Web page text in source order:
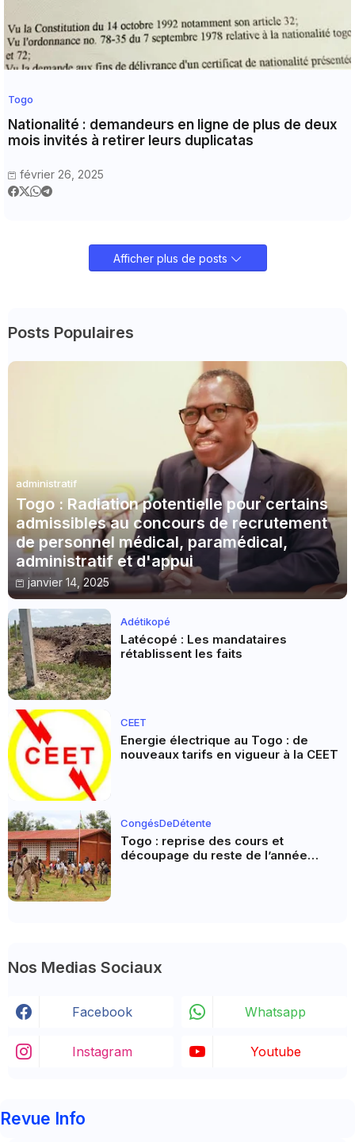
Togo
Nationalité : demandeurs en ligne de plus de deux
mois invités à retirer leurs duplicatas
février 26, 2025
Afficher plus de posts
Posts Populaires
administratif
Togo : Radiation potentielle pour certains
admissibles au concours de recrutement
de personnel médical, paramédical,
administratif et d'appui
janvier 14, 2025
Adétikopé
Latécopé : Les mandataires
rétablissent les faits
CEET
Energie électrique au Togo : de
nouveaux tarifs en vigueur à la CEET
CongésDeDétente
Togo : reprise des cours et
découpage du reste de l’année
Nos Medias Sociaux
Facebook Whatsapp
Instagram Youtube
Revue Info